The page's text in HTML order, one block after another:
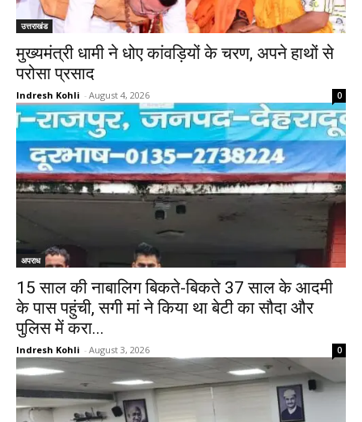
उत्तराखंड
मुख्यमंत्री धामी ने धोए कांवड़ियों के चरण, अपने हाथों से
परोसा प्रसाद
Indresh Kohli - August 4, 2026 0
अपराध
15 साल की नाबालिग बिकते-बिकते 37 साल के आदमी
के पास पहुंची, सगी मां ने किया था बेटी का सौदा और
पुलिस में करा...
Indresh Kohli - August 3, 2026 0